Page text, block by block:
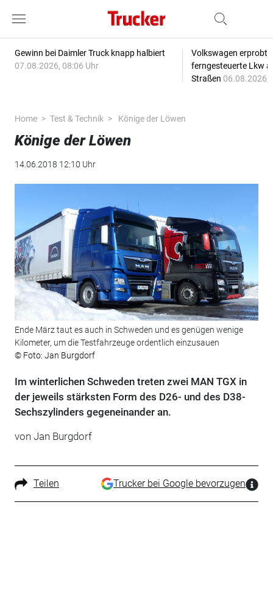
Gewinn bei Daimler Truck knapp halbiert
07.08.2026, 08:06 Uhr
Volkswagen erprobt
ferngesteuerte Lkw
Straßen 06.08.2026,
Home Test & Technik Könige der Löwen
Könige der Löwen
14.06.2018 12:10 Uhr
Ende März taut es auch in Schweden und es genügen wenige
Kilometer, um die Testfahrzeuge ordentlich einzusauen
© Foto: Jan Burgdorf
Im winterlichen Schweden treten zwei MAN TGX in
der jeweils stärksten Form des D26- und des D38-
Sechszylinders gegeneinander an.
von Jan Burgdorf
Teilen Trucker bei Google bevorzugen